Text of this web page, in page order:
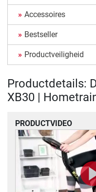
Accessoires
Bestseller
Productveiligheid
Productdetails:
XB30 |
PRODUCTVIDEO